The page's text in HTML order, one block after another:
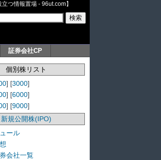
つ情報置場 - 96ut.com】
証券会社CP
個別株リスト
] [3000]
] [6000]
] [9000]
新規公開株(IPO)
ール
会社一覧